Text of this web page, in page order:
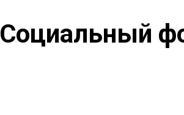
Социальный